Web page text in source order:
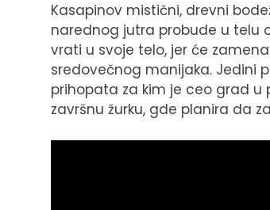
Kasapinov mistični, drevni
narednog jutra probude u telu
vrati u svoje telo, jer će
sredovečnog manijaka. Jedini
prihopata za kim je ceo grad u
završnu žurku, gde planira da